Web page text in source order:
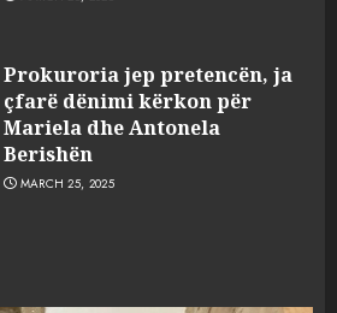
Prokuroria jep pretencën, ja
çfarë dënimi kërkon për
Mariela dhe Antonela
Berishën
MARCH 25, 2025